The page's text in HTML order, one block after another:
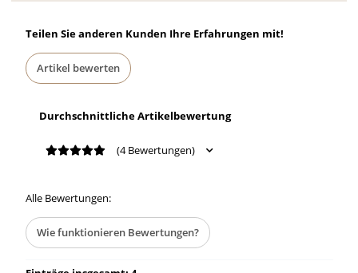
Durchschnittliche Artikelbewertung
(4 Bewertungen)
Teilen Sie anderen Kunden Ihre Erfahrungen mit!
Artikel bewerten
Alle Bewertungen:
Wie funktionieren Bewertungen?